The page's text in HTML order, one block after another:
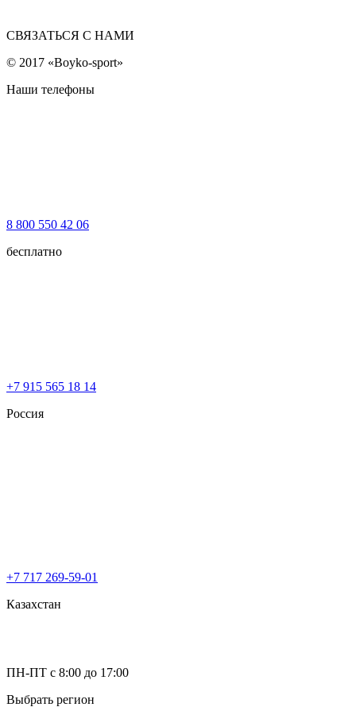
СВЯЗАТЬСЯ С НАМИ
© 2017 «Boyko-sport»
Наши телефоны
8 800 550 42 06
бесплатно
+7 915 565 18 14
Россия
+7 717 269-59-01
Казахстан
ПН-ПТ с 8:00 до 17:00
Выбрать регион